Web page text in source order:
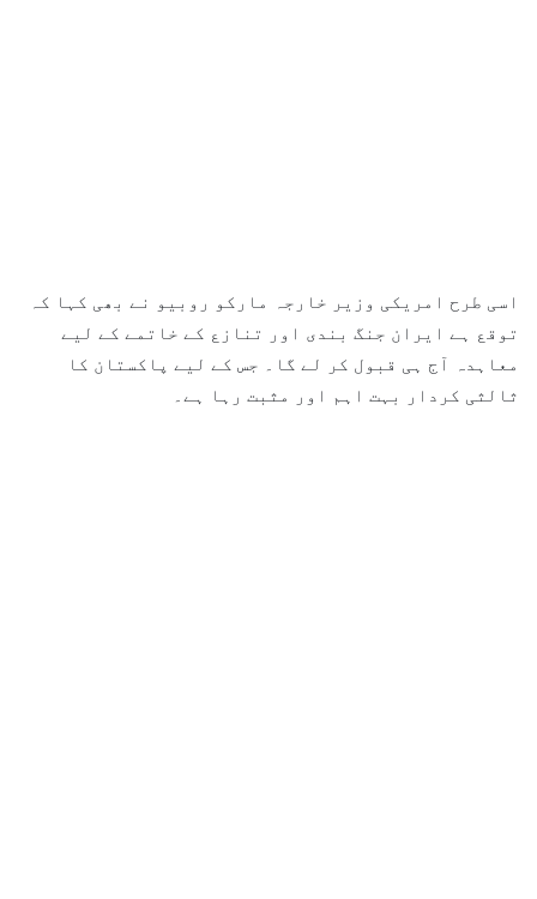
اسی طرح امریکی وزیر خارجہ مارکو روبیو نے بھی کہا کہ
توقع ہے ایران جنگ بندی اور تنازع کے خاتمے کے لیے
معاہدہ آج ہی قبول کر لے گا۔ جس کے لیے پاکستان کا
ثالثی کردار بہت اہم اور مثبت رہا ہے۔